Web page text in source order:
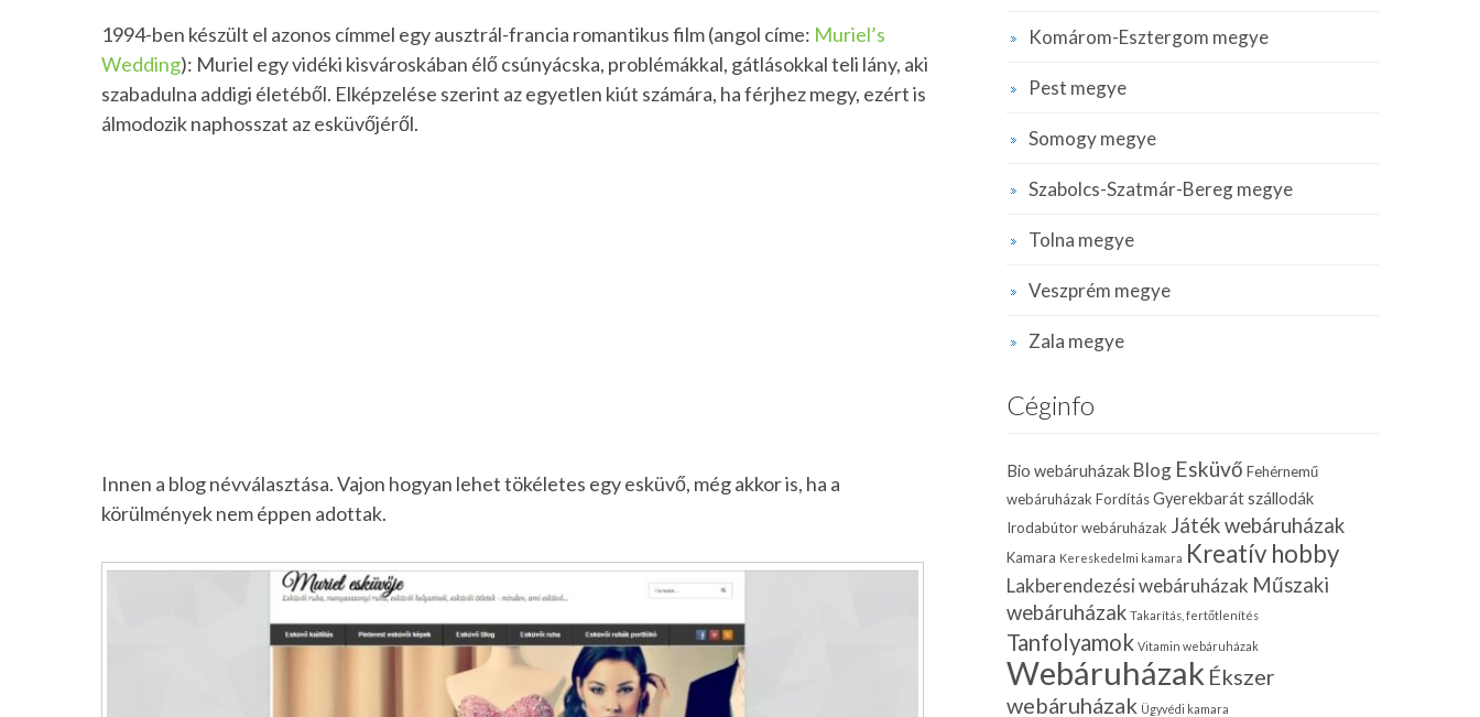
1994-ben készült el azonos címmel egy ausztrál-francia romantikus film (angol címe: Muriel’s
Wedding): Muriel egy vidéki kisvároskában élő csúnyácska, problémákkal, gátlásokkal teli lány, aki
szabadulna addigi életéből. Elképzelése szerint az egyetlen kiút számára, ha férjhez megy, ezért is
álmodozik naphosszat az esküvőjéről.
Innen a blog névválasztása. Vajon hogyan lehet tökéletes egy esküvő, még akkor is, ha a
körülmények nem éppen adottak.
Komárom-Esztergom megye
Pest megye
Somogy megye
Szabolcs-Szatmár-Bereg megye
Tolna megye
Veszprém megye
Zala megye
Céginfo
Bio webáruházak Blog Esküvő Fehérnemű
webáruházak FordításGyerekbarát szállodák
Irodabútor webáruházak Játék webáruházak
Kamara Kereskedelmi kamara Kreatív hobby
Lakberendezési webáruházak Műszaki
webáruházak Takarítás, fertőtlenítés
Tanfolyamok Vitamin webáruházak
Webáruházak Ékszer
webáruházak Ügyvédi kamara